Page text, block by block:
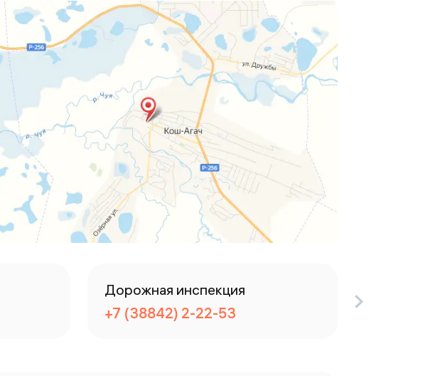
Дорожная инспекция
+7 (38842) 2-22-53